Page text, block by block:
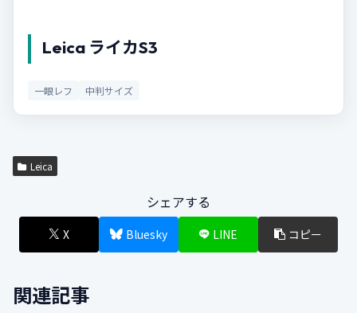
Leica ライカS3
一眼レフ 中判サイズ
Leica
シェアする
X Bluesky LINE コピー
関連記事